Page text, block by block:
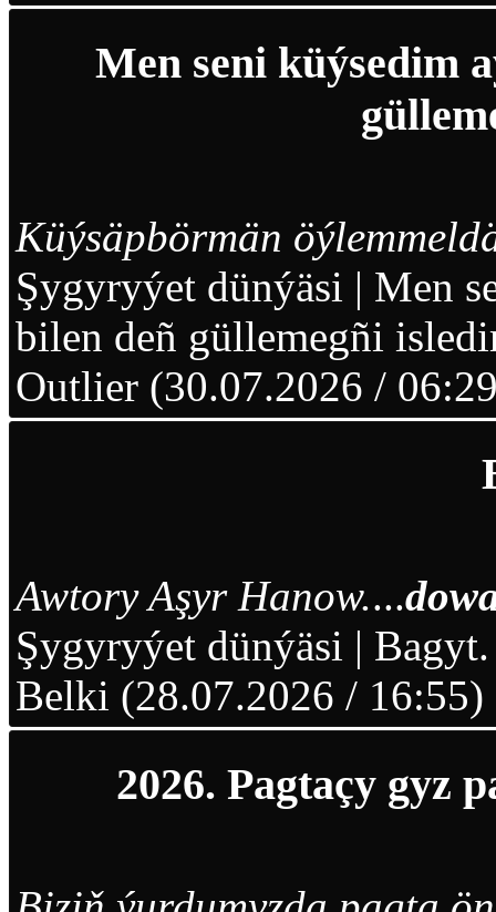
Men seni küýsedim
Küýsäpbörmän
Şygyryýet dünýäsi | Men
bilen deñ güllemegñi
Outlier (30.07.2026 /
Awtory Aşyr Hanow....
Şygyryýet dünýäsi | Bagyt.
Belki (28.07.2026 / 16:55)
2026. Pagtaçy gyz